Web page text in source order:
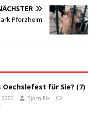
Pforzheim
für Sie? (7)
Björn Fix